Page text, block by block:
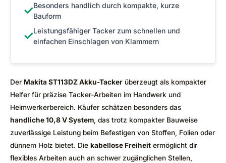
✓Besonders handlich durch kompakte, kurze
Bauform
✓Leistungsfähiger Tacker zum schnellen und
einfachen Einschlagen von Klammern
Der Makita ST113DZ Akku-Tacker überzeugt als kompakter
Helfer für präzise Tacker-Arbeiten im Handwerk und
Heimwerkerbereich. Käufer schätzen besonders das
handliche 10,8 V System , das trotz kompakter Bauweise
zuverlässige Leistung beim Befestigen von Stoffen, Folien oder
dünnem Holz bietet. Die kabellose Freiheit ermöglicht dir
flexibles Arbeiten auch an schwer zugänglichen Stellen,